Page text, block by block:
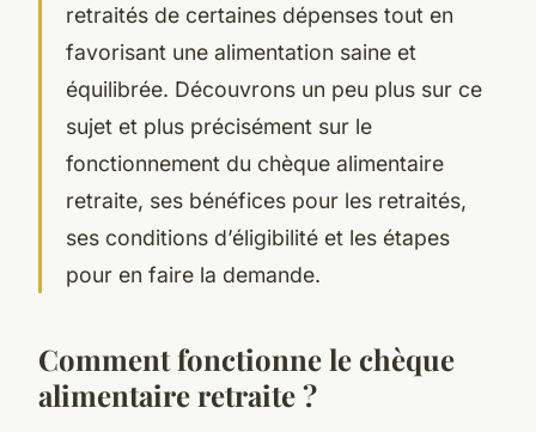
retraités de certaines dépenses tout en
favorisant une alimentation saine et
équilibrée. Découvrons un peu plus sur ce
sujet et plus précisément sur le
fonctionnement du chèque alimentaire
retraite, ses bénéfices pour les retraités,
ses conditions d’éligibilité et les étapes
pour en faire la demande.
Comment fonctionne le chèque
alimentaire retraite ?